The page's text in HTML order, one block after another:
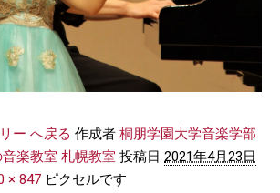
ー へ戻る 作成者 桐朋学園大学音楽学部
楽教室 札幌教室 投稿日 2021年4月23日
× 847 ピクセルです